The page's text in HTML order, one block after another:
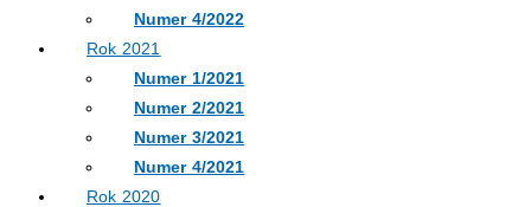
Numer 4/2022
Rok 2021
Numer 1/2021
Numer 2/2021
Numer 3/2021
Numer 4/2021
Rok 2020